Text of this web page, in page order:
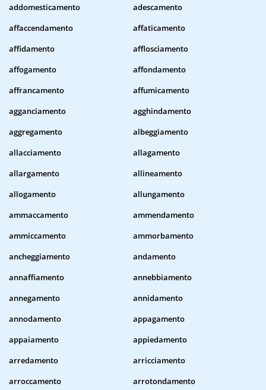
addomesticamento
adescamento
affaccendamento
affaticamento
affidamento
afflosciamento
affogamento
affondamento
affrancamento
affumicamento
agganciamento
agghindamento
aggregamento
albeggiamento
allacciamento
allagamento
allargamento
allineamento
allogamento
allungamento
ammaccamento
ammendamento
ammiccamento
ammorbamento
ancheggiamento
andamento
annaffiamento
annebbiamento
annegamento
annidamento
annodamento
appagamento
appaiamento
appiedamento
arredamento
arricciamento
arroccamento
arrotondamento